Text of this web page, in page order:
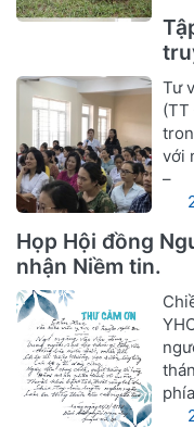
Tư
(TT
với
–
Họp Hội đồng
nhận Niềm tin.